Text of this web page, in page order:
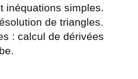
inéquations simples.
de triangles.
: calcul de dérivées